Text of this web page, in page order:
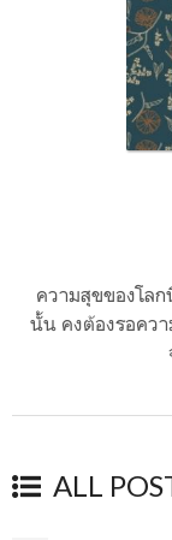
ความสุขของโล
นั้น คงต้องรอคว
ALL